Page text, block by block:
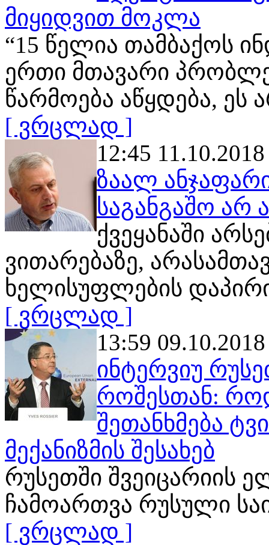
მიყიდვით მოკლა
“15 წელია თამბაქოს
ერთი მთავარი
წარმოება აწყდება, ეს
[ ვრცლად ]
12:45 11.10.2018
ზაალ
საგანგაშო არ
ქვეყანაში
ვითარებაზე,
ხელისუფლების
[ ვრცლად ]
13:59 09.10.2018
ინტერვიუ
როშესთან:
შეთანხმება
მექანიზმის შესახებ
რუსეთში შვეიცარიის
ჩამოართვა რუსული
[ ვრცლად ]